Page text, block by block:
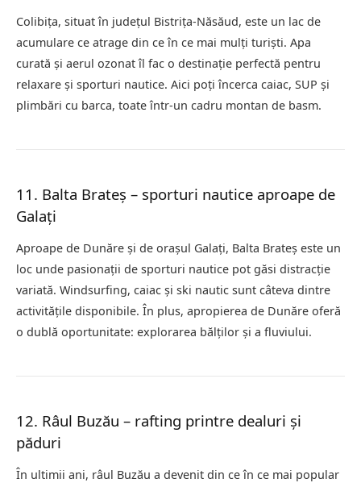
Colibița, situat în județul Bistrița-Năsăud, este un lac de
acumulare ce atrage din ce în ce mai mulți turiști. Apa
curată și aerul ozonat îl fac o destinație perfectă pentru
relaxare și sporturi nautice. Aici poți încerca caiac, SUP și
plimbări cu barca, toate într-un cadru montan de basm.
11. Balta Brateș – sporturi nautice aproape de
Galați
Aproape de Dunăre și de orașul Galați, Balta Brateș este un
loc unde pasionații de sporturi nautice pot găsi distracție
variată. Windsurfing, caiac și ski nautic sunt câteva dintre
activitățile disponibile. În plus, apropierea de Dunăre oferă
o dublă oportunitate: explorarea bălților și a fluviului.
12. Râul Buzău – rafting printre dealuri și
păduri
În ultimii ani, râul Buzău a devenit din ce în ce mai popular